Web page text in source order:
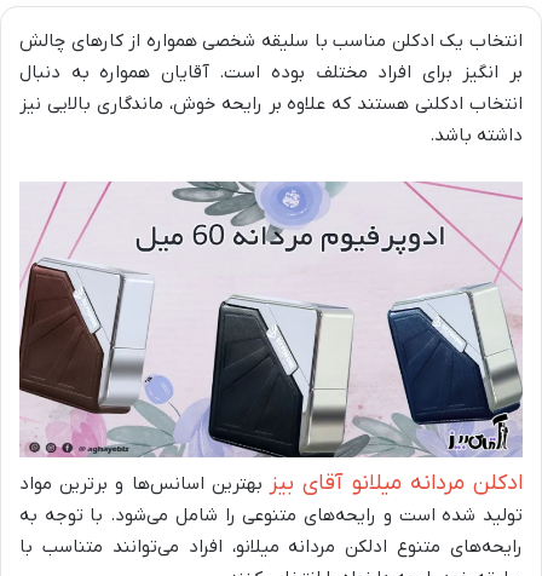
انتخاب یک ادکلن‌ مناسب با سلیقه شخصی همواره از کارهای چالش
بر انگیز برای افراد مختلف بوده است. آقایان همواره به‌ دنبال
انتخاب ادکلنی هستند که علاوه بر رایحه خوش، ماندگاری بالایی نیز
داشته باشد.
ادکلن مردانه میلانو آقای بیز بهترین اسانس‌ها و برترین مواد
تولید شده است و رایحه‌های متنوعی را شامل می‌شود. با توجه به
رایحه‌های متنوع ادلکن مردانه میلانو، افراد می‌توانند متناسب با